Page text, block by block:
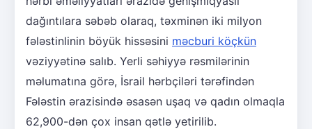
dağıntılara səbəb olaraq, təxminən iki milyon
fələstinlinin böyük hissəsini məcburi köçkün
vəziyyətinə salıb. Yerli səhiyyə rəsmilərinin
məlumatına görə, İsrail hərbçiləri tərəfindən
Fələstin ərazisində əsasən uşaq və qadın olmaqla
62,900-dən çox insan qətlə yetirilib.